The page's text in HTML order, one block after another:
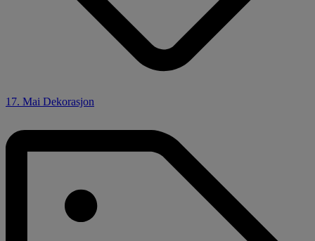
17. Mai Dekorasjon